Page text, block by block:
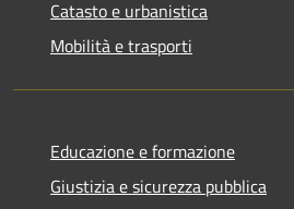
Catasto e urbanistica
Mobilità e trasporti
Educazione e formazione
Giustizia e sicurezza pubblica